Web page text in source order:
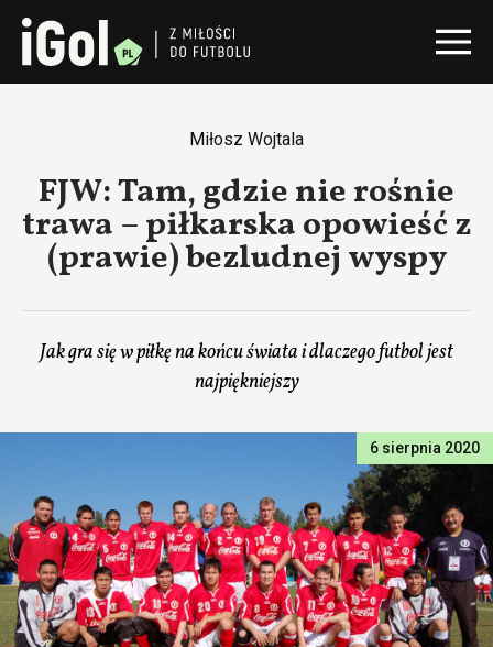
Miłosz Wojtala
FJW: Tam, gdzie nie rośnie
trawa – piłkarska opowieść z
(prawie) bezludnej wyspy
Jak gra się w piłkę na końcu świata i dlaczego futbol jest
najpiękniejszy
6 sierpnia 2020